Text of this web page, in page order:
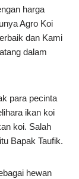
harga
Agro Koi
dan Kami
dalam
para pecinta
ikan koi
koi. Salah
Bapak Taufik.
hewan